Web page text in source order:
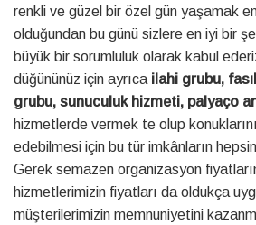
renkli ve güzel bir özel gün yaşamak
olduğundan bu günü sizlere en iyi bir
büyük bir sorumluluk olarak kabul
düğününüz için ayrıca ilahi grubu,
grubu, sunuculuk hizmeti, palyaço
hizmetlerde vermek te olup
edebilmesi için bu tür imkânların
Gerek semazen organizasyon
hizmetlerimizin fiyatları da oldukça
müşterilerimizin memnuniyetini